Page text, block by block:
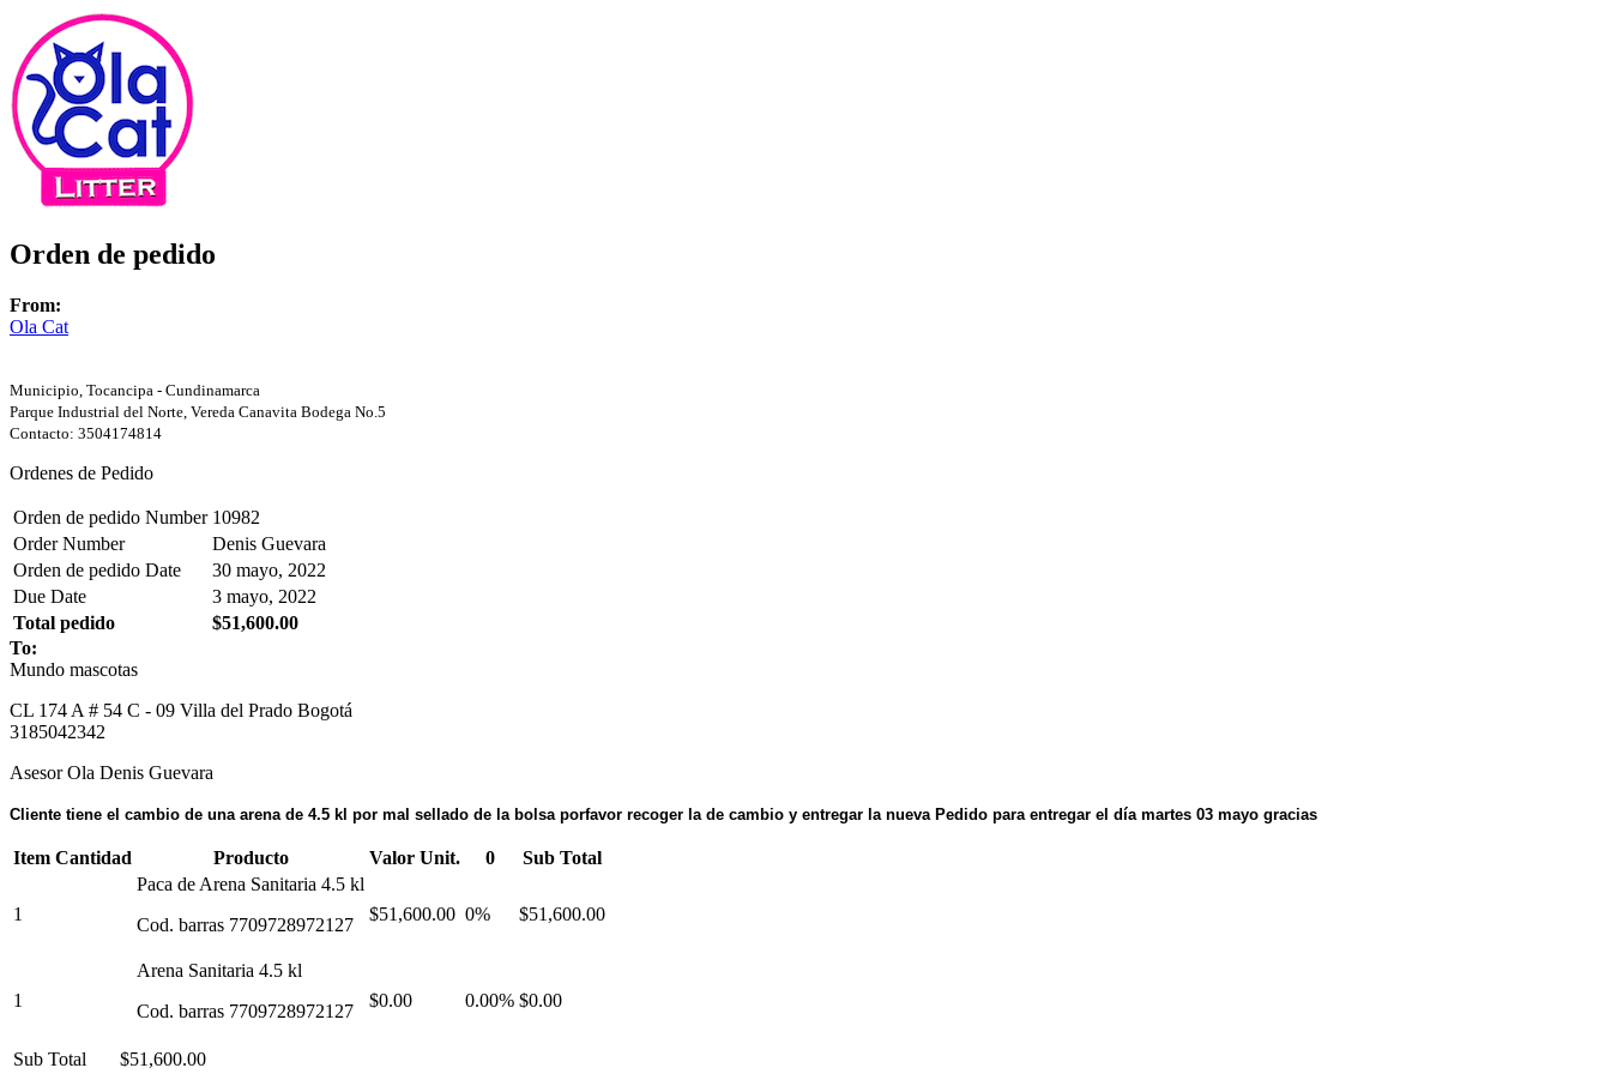
Orden de pedido
From:
Ola Cat
Municipio, Tocancipa - Cundinamarca
Parque Industrial del Norte, Vereda Canavita Bodega No.5
Contacto: 3504174814
Ordenes de Pedido
Orden de pedido Number 10982
Order Number
Denis Guevara
Orden de pedido Date
30 mayo, 2022
Due Date
3 mayo, 2022
Total pedido
$51,600.00
To:
Mundo mascotas
CL 174 A # 54 C - 09 Villa del Prado Bogotá
3185042342
Asesor Ola Denis Guevara
Cliente tiene el cambio de una arena de 4.5 kl por mal sellado de la bolsa porfavor recoger la de cambio y entregar la nueva Pedido para entregar el día martes 03 mayo gracias
Item Cantidad Producto Valor Unit. 0 Sub Total
1
Paca de Arena Sanitaria 4.5 kl
Cod. barras 7709728972127
$51,600.00 0% $51,600.00
1
Arena Sanitaria 4.5 kl
Cod. barras 7709728972127
$0.00 0.00% $0.00
Sub Total $51,600.00